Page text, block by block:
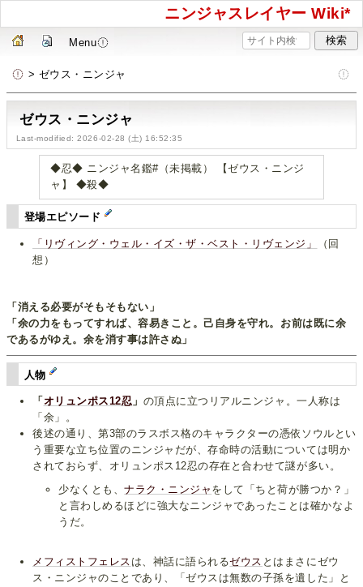
ニンジャスレイヤー Wiki*
Menu
> ゼウス・ニンジャ
ゼウス・ニンジャ
Last-modified: 2026-02-28 (土) 16:52:35
◆忍◆ ニンジャ名鑑#（未掲載） 【ゼウス・ニンジ
ャ】 ◆殺◆
登場エピソード
「リヴィング・ウェル・イズ・ザ・ベスト・リヴェンジ」
（回
想）
「消える必要がそもそもない」
「余の力をもってすれば、容易きこと。己自身を守れ。お前は既に余
であるがゆえ。余を消す事は許さぬ」
人物
「 オリュンポス12忍 」 の頂点に立つリアルニンジャ。一人称は
「余」。
後述の通り、第3部のラスボス格のキャラクターの憑依ソウルとい
う重要な立ち位置のニンジャだが、存命時の活動については明か
されておらず、オリュンポス12忍の存在と合わせて謎が多い。
少なくとも、ナラク・ニンジャ をして「ちと荷が勝つか？」
と言わしめるほどに強大なニンジャであったことは確かなよ
うだ。
メフィストフェレス は、神話に語られるゼウス とはまさにゼウ
ス・ニンジャのことであり、「ゼウスは無数の子孫を遺した」と